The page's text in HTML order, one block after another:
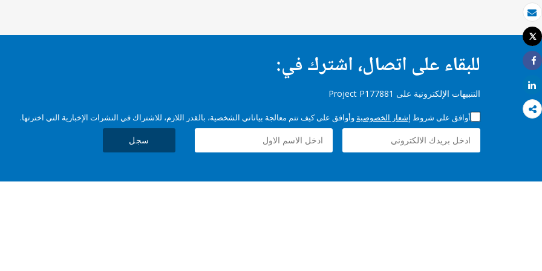
بريد الكتروني
طباعة
Tweet
Share
Share
للبقاء على اتصال، اشترك في:
التنبيهات الإلكترونية على Project P177881
أوافق على شروط إشعار الخصوصية وأوافق على كيف تتم معالجة بياناتي الشخصية، بالقدر اللازم، للاشتراك في النشرات الإخبارية التي اخترتها.
سجل